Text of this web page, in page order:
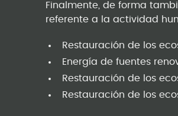
Finalmente, de forma
referente a la actividad
Restauración de los
Energía de fuentes
Restauración de los
Restauración de los